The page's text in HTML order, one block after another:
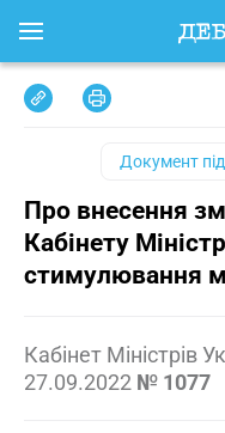
Документ
Про внесення
Кабінету
стимулювання
Кабінет Міністрів
27.09.2022 № 1077